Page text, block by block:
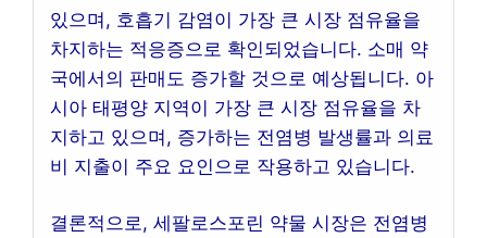
있으며, 호흡기 감염이 가장 큰 시장 점유율을
차지하는 적응증으로 확인되었습니다. 소매 약
국에서의 판매도 증가할 것으로 예상됩니다. 아
시아 태평양 지역이 가장 큰 시장 점유율을 차
지하고 있으며, 증가하는 전염병 발생률과 의료
비 지출이 주요 요인으로 작용하고 있습니다.
결론적으로, 세팔로스포린 약물 시장은 전염병